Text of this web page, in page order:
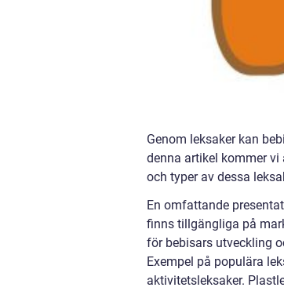
Genom leksaker kan
denna artikel kommer
och typer av dessa
En omfattande
finns tillgängliga på
för bebisars utveckling
Exempel på populära
aktivitetsleksaker.